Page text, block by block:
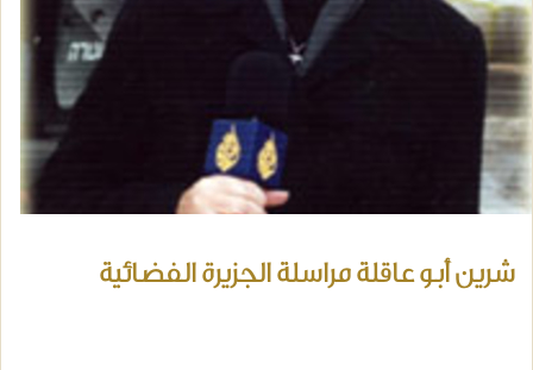
شرين أبو عاقلة مراسلة الجزيرة الفضائية